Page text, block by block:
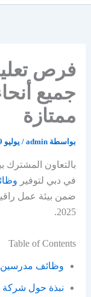
فرص
جميع
ممتازة
بواسطة admin
/ يوليو 9, 2025
في دبي لتوفير
ضمن بيئة عمل
2025.
Table of Contents
وظائف مدرسين
نبذة حول شركة AS للاستشارات